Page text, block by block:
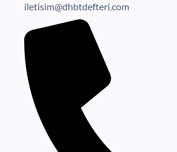
iletisim@dhbtdefteri.com